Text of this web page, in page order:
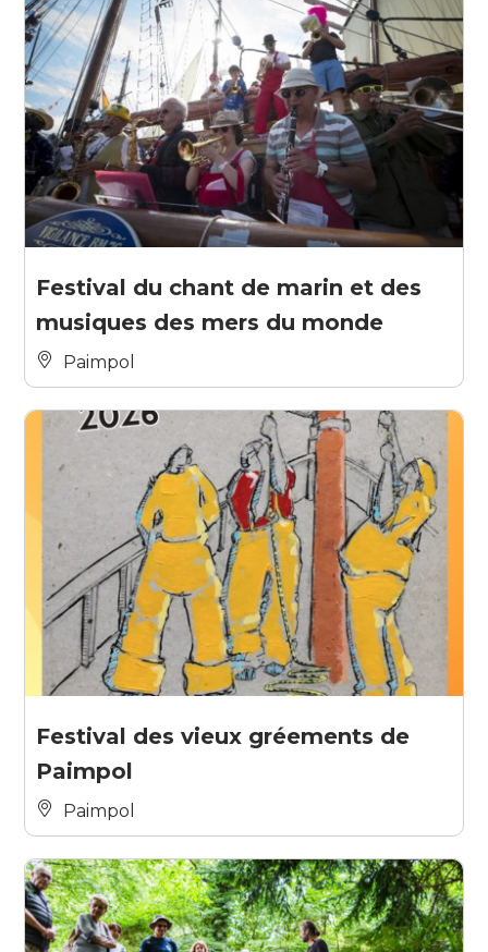
Festival du chant de marin et des
musiques des mers du monde
Paimpol
Festival des vieux gréements de
Paimpol
Paimpol